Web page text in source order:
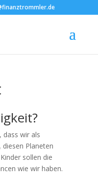
dass wir als
Planeten
sollen die
wie wir haben.